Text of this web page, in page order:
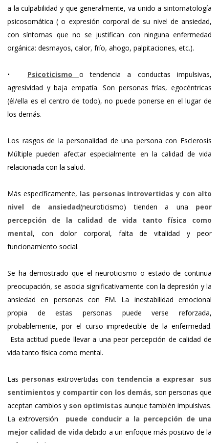
a la culpabilidad y que generalmente, va unido a sintomatología
psicosomática ( o expresión corporal de su nivel de ansiedad,
con síntomas que no se justifican con ninguna enfermedad
orgánica: desmayos, calor, frío, ahogo, palpitaciones, etc.).
• Psicoticismo o tendencia a conductas impulsivas,
agresividad y baja empatía. Son personas frías, egocéntricas
(él/ella es el centro de todo), no puede ponerse en el lugar de
los demás.
Los rasgos de la personalidad de una persona con Esclerosis
Múltiple pueden afectar especialmente en la calidad de vida
relacionada con la salud.
Más específicamente, las personas introvertidas y con alto
nivel de ansiedad(neuroticismo) tienden a una peor
percepción de la calidad de vida tanto física como
mental, con dolor corporal, falta de vitalidad y peor
funcionamiento social.
Se ha demostrado que el neuroticismo o estado de continua
preocupación, se asocia significativamente con la depresión y la
ansiedad en personas con EM. La inestabilidad emocional
propia de estas personas puede verse reforzada,
probablemente, por el curso impredecible de la enfermedad.
Esta actitud puede llevar a una peor percepción de calidad de
vida tanto física como mental.
Las personas extrovertidas con tendencia a expresar sus
sentimientos y compartir con los demás, son personas que
aceptan cambios y son optimistas aunque también impulsivas.
La extroversión puede conducir a la percepción de una
mejor calidad de vidadebido a un enfoque más positivo de la